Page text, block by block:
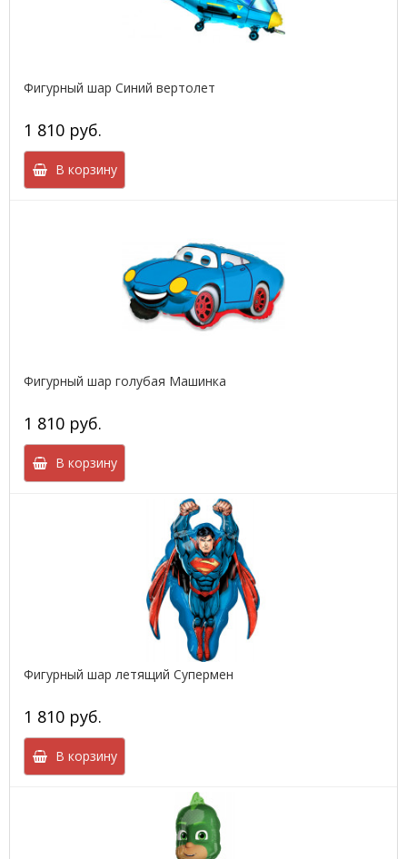
Фигурный шар Синий вертолет
1 810 руб.
В корзину
Фигурный шар голубая Машинка
1 810 руб.
В корзину
Фигурный шар летящий Супермен
1 810 руб.
В корзину